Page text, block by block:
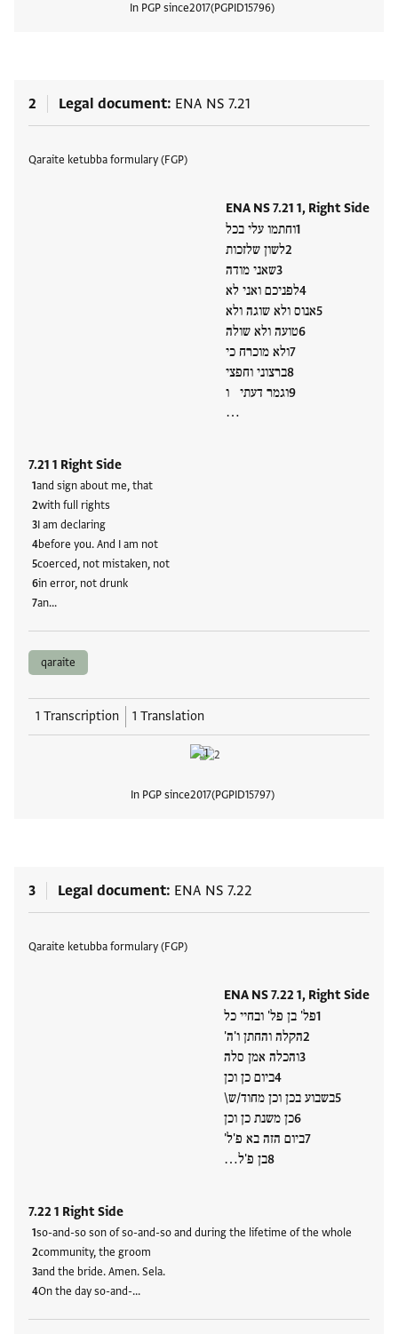
In PGP since2017 PGPID15796
2 Legal document ENA NS 7.21
Qaraite ketubba formulary (FGP)
ENA NS 7.21 1, Right Side
וחתמו עלי בכל
לשון שלזכות
שאני מודה
לפניכם ואני לא
אנוס ולא שוגה ולא
טועה ולא שולה
ולא מוכרח כי
ברצוני וחפצי
וגמר דעתי ו
…
7.21 1 Right Side
and sign about me, that
with full rights
I am declaring
before you. And I am not
coerced, not mistaken, not
in error, not drunk
an…
qaraite
1 Transcription 1 Translation
In PGP since2017 PGPID15797
3 Legal document ENA NS 7.22
Qaraite ketubba formulary (FGP)
ENA NS 7.22 1, Right Side
פל' בן פל' ובחיי כל
הקלה והחתן ו'ה'
והכלה אמן סלה
ביום כן וכן
בשבוע בכן וכן מחוד/ש\
כן משנת כן וכן
ביום הזה בא פ'ל'
בן פ'ל…
7.22 1 Right Side
so-and-so son of so-and-so and during the lifetime of the whole
community, the groom
and the bride. Amen. Sela.
On the day so-and-…